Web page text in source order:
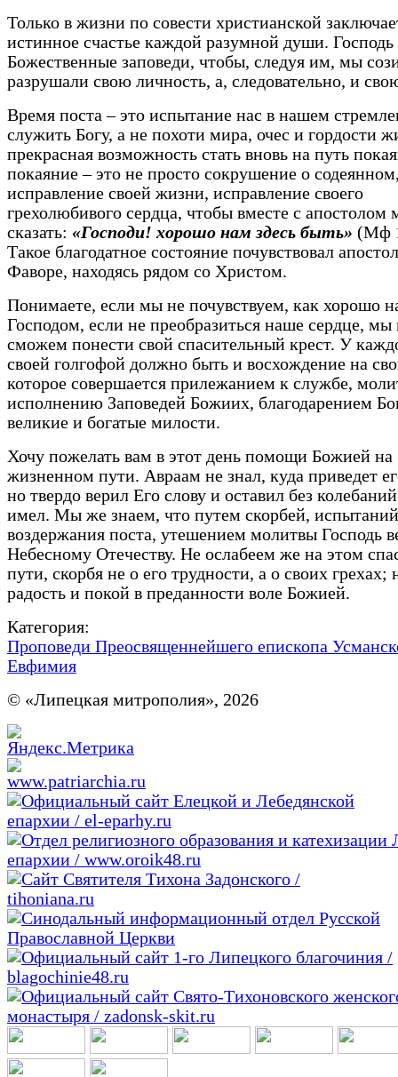
Только в жизни по совести христианской
истинное счастье каждой разумной души.
Божественные заповеди, чтобы, следуя им, мы
разрушали свою личность, а, следовательно, и
Время поста – это испытание нас в нашем
служить Богу, а не похоти мира, очес и гордости
прекрасная возможность стать вновь на путь
покаяние – это не просто сокрушение о
исправление своей жизни, исправление своего
грехолюбивого сердца, чтобы вместе с апостолом
сказать: «Господи! хорошо нам здесь быть» (Мф
Такое благодатное состояние почувствовал
Фаворе, находясь рядом со Христом.
Понимаете, если мы не почувствуем, как хорошо
Господом, если не преобразиться наше сердце, мы
сможем понести свой спасительный крест. У
своей голгофой должно быть и восхождение на
которое совершается прилежанием к службе,
исполнению Заповедей Божиих, благодарением
великие и богатые милости.
Хочу пожелать вам в этот день помощи Божией на
жизненном пути. Авраам не знал, куда приведет
но твердо верил Его слову и оставил без
имел. Мы же знаем, что путем скорбей,
воздержания поста, утешением молитвы Господь
Небесному Отечеству. Не ослабеем же на этом
пути, скорбя не о его трудности, а о своих грехах;
радость и покой в преданности воле Божией.
Категория:
Проповеди Преосвященнейшего епископа
Евфимия
© «Липецкая митрополия», 2026